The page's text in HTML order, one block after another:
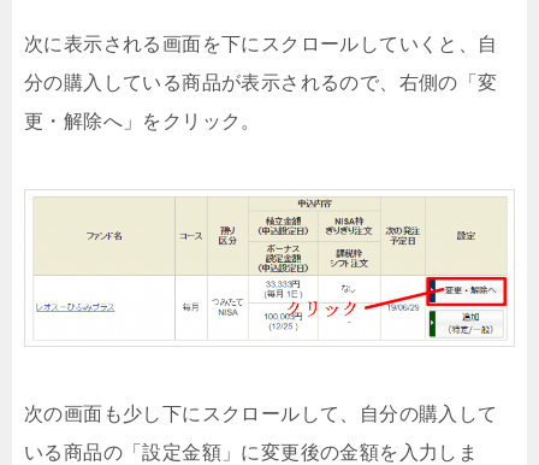
次に表示される画面を下にスクロールしていくと、自
分の購入している商品が表示されるので、右側の「変
更・解除へ」をクリック。
次の画面も少し下にスクロールして、自分の購入して
いる商品の「設定金額」に変更後の金額を入力しま